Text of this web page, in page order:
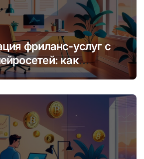
фриланс-услуг с
как
и сократить